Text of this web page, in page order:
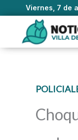
Viernes, 7 de
contenido